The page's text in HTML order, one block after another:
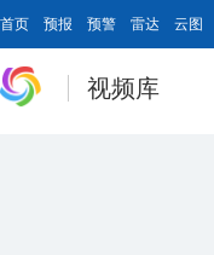
首页 预报 预警 雷达 云图
视频库